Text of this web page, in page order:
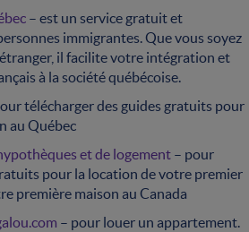
– est un service gratuit et
immigrantes. Que vous soyez
il facilite votre intégration et
à la société québécoise.
télécharger des guides gratuits pour
au Québec
et de logement – pour
pour la location de votre premier
première maison au Canada
– pour louer un appartement.